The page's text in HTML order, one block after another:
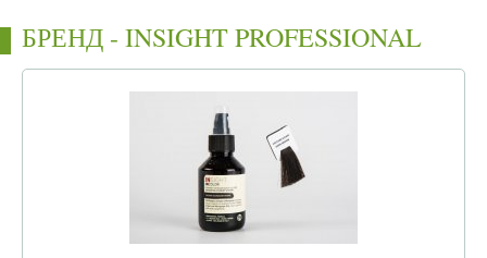
БРЕНД - INSIGHT PROFESSIONAL